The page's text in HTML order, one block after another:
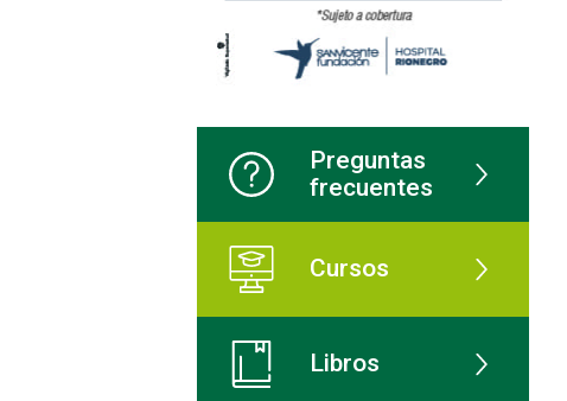
Preguntas
frecuentes
Cursos
Libros